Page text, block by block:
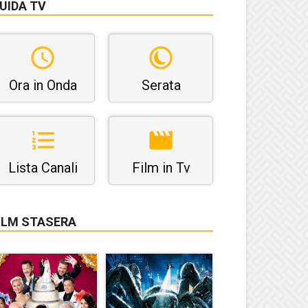
TV
Ora in Onda Serata
Lista Canali Film in Tv
STASERA